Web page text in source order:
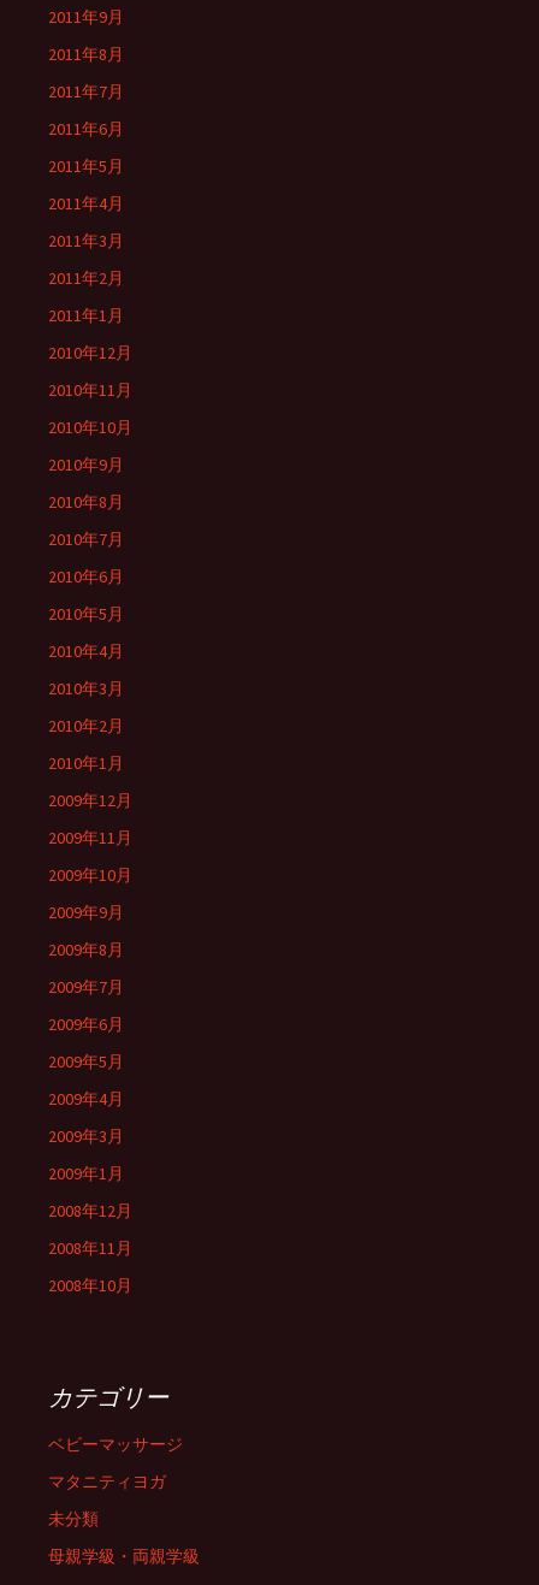
2011年9月
2011年8月
2011年7月
2011年6月
2011年5月
2011年4月
2011年3月
2011年2月
2011年1月
2010年12月
2010年11月
2010年10月
2010年9月
2010年8月
2010年7月
2010年6月
2010年5月
2010年4月
2010年3月
2010年2月
2010年1月
2009年12月
2009年11月
2009年10月
2009年9月
2009年8月
2009年7月
2009年6月
2009年5月
2009年4月
2009年3月
2009年1月
2008年12月
2008年11月
2008年10月
カテゴリー
ベビーマッサージ
マタニティヨガ
未分類
母親学級・両親学級